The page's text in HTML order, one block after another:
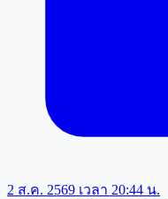
2 ส.ค. 2569 เวลา 20:44 น.